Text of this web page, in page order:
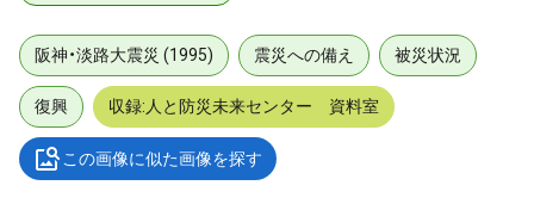
阪神・淡路大震災 (1995) 震災への備え 被災状況
復興 収録:人と防災未来センター 資料室
この画像に似た画像を探す